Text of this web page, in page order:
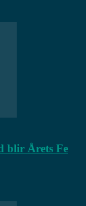
blir Årets Fe